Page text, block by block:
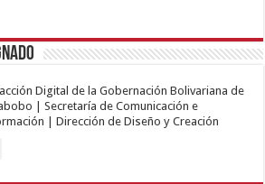
Digital de la Gobernación Bolivariana de
| Secretaría de Comunicación e
| Dirección de Diseño y Creación